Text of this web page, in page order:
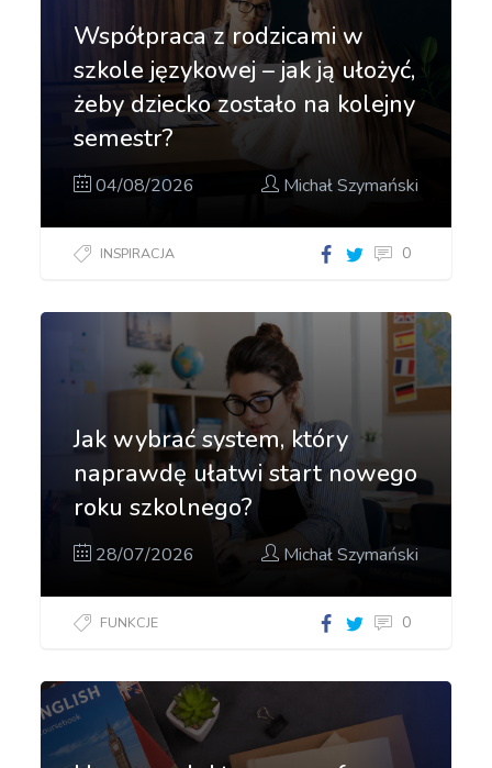
Współpraca z rodzicami w
szkole językowej – jak ją ułożyć,
żeby dziecko zostało na kolejny
semestr?
04/08/2026 Michał Szymański
INSPIRACJA 0
Jak wybrać system, który
naprawdę ułatwi start nowego
roku szkolnego?
28/07/2026 Michał Szymański
FUNKCJE 0